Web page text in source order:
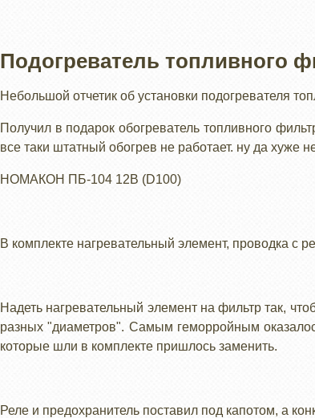
Подогреватель топливного
Небольшой отчетик об установки подогревателя
Получил в подарок обогреватель топливного
все таки штатный обогрев не работает. ну да хуже
НОМАКОН ПБ-104 12В (D100)
В комплекте нагревательный элемент, проводка с
Надеть нагревательный элемент на фильтр так,
разных "диаметров". Самым геморройным
которые шли в комплекте пришлось заменить.
Реле и предохранитель поставил под капотом, а